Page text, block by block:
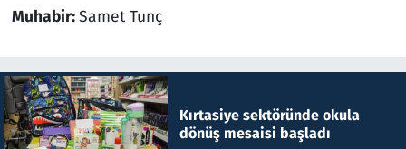
Muhabir:Samet Tunç
Kırtasiye sektöründe okula
dönüş mesaisi başladı